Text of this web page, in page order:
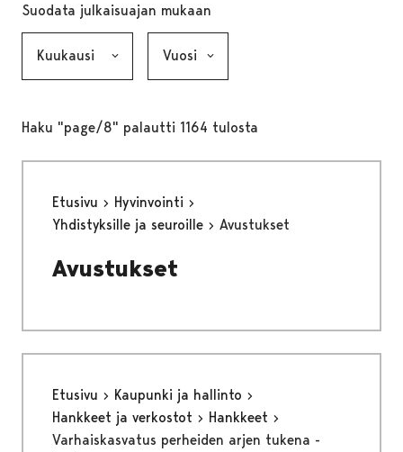
Suodata julkaisuajan mukaan
Haku "page/8" palautti 1164 tulosta
Etusivu
Hyvinvointi
Yhdistyksille ja seuroille
Avustukset
Avustukset
Etusivu
Kaupunki ja hallinto
Hankkeet ja verkostot
Hankkeet
Varhaiskasvatus perheiden arjen tukena -